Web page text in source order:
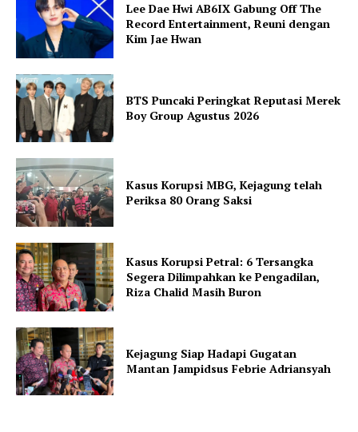
Lee Dae Hwi AB6IX Gabung Off The
Record Entertainment, Reuni dengan
Kim Jae Hwan
BTS Puncaki Peringkat Reputasi Merek
Boy Group Agustus 2026
Kasus Korupsi MBG, Kejagung telah
Periksa 80 Orang Saksi
Kasus Korupsi Petral: 6 Tersangka
Segera Dilimpahkan ke Pengadilan,
Riza Chalid Masih Buron
Kejagung Siap Hadapi Gugatan
Mantan Jampidsus Febrie Adriansyah